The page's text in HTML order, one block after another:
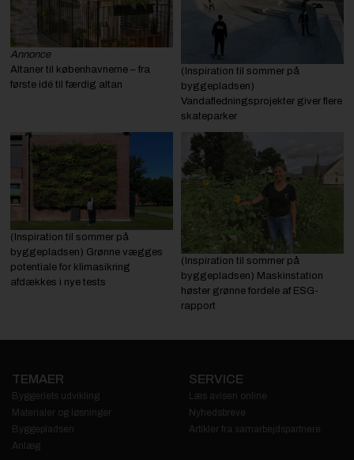
Annonce
Altaner til københavnerne – fra
første idé til færdig altan
(Inspiration til sommer på
byggepladsen)
Vandafledningsprojekter giver flere
skateparker
(Inspiration til sommer på
byggepladsen) Grønne vægges
potentiale for klimasikring
afdækkes i nye tests
(Inspiration til sommer på
byggepladsen) Maskinstation
høster grønne fordele af ESG-
rapport
TEMAER
Byggeriets udvikling
Materialer og løsninger
Byggepladsen
Anlæg
SERVICE
Læs avisen online
Nyhedsbreve
Artikler fra samarbejdspartnere